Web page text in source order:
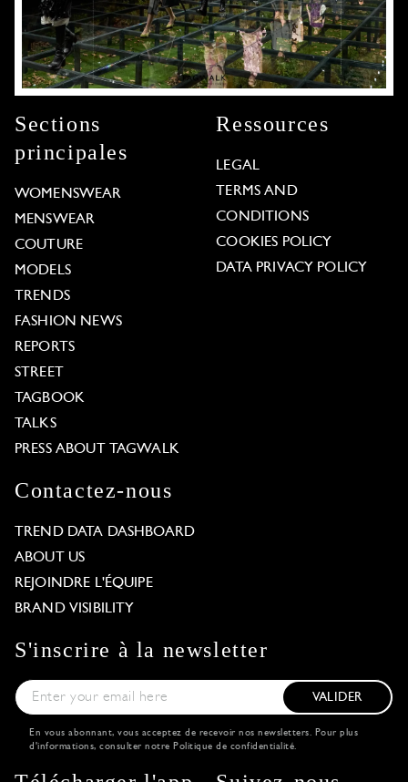
Sections
principales
WOMENSWEAR
MENSWEAR
COUTURE
MODELS
TRENDS
FASHION NEWS
REPORTS
STREET
TAGBOOK
TALKS
PRESS ABOUT TAGWALK
Ressources
LEGAL
TERMS AND
CONDITIONS
COOKIES POLICY
DATA PRIVACY POLICY
Contactez-nous
TREND DATA DASHBOARD
ABOUT US
REJOINDRE L'ÉQUIPE
BRAND VISIBILITY
S'inscrire à la newsletter
VALIDER
En vous abonnant, vous acceptez de recevoir nos newsletters. Pour plus
d'informations, consulter notre Politique de confidentialité.